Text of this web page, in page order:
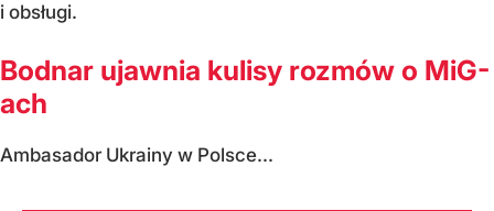
i obsługi.
Bodnar ujawnia kulisy rozmów o MiG-
ach
Ambasador Ukrainy w Polsce...